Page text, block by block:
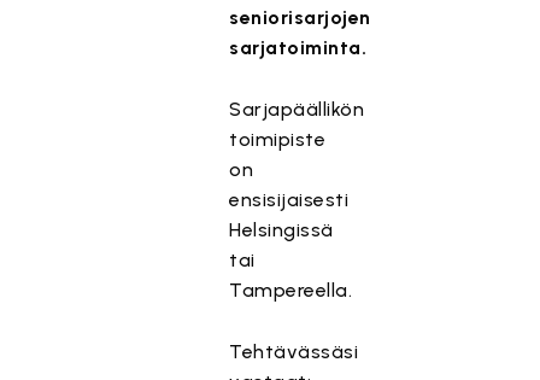
seniorisarjojen
sarjatoiminta.
Sarjapäällikön
toimipiste
on
ensisijaisesti
Helsingissä
tai
Tampereella.
Tehtävässäsi